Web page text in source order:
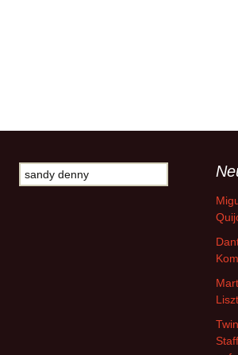
Suche
nach:
Liszt